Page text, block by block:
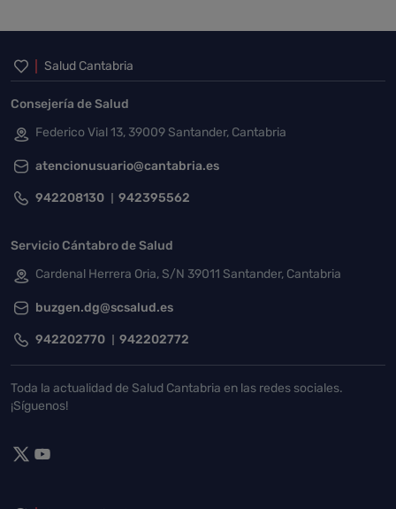
Inicio del pie de página
Salud Cantabria
Consejería de Salud
Federico Vial 13, 39009 Santander, Cantabria
atencionusuario@cantabria.es
942208130 942395562
Servicio Cántabro de Salud
Cardenal Herrera Oria, S/N 39011 Santander, Cantabria
buzgen.dg@scsalud.es
942202770 942202772
Toda la actualidad de Salud Cantabria en las redes sociales.
¡Síguenos!